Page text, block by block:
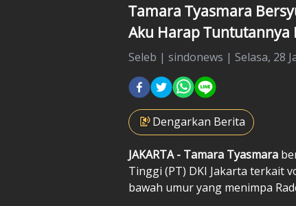
Tamara Tyasmara
Aku Harap Tuntutannya
Seleb | sindonews | Selasa, 28
Dengarkan Berita
JAKARTA - Tamara Tyasmara
Tinggi (PT) DKI Jakarta terkait
bawah umur yang menimpa